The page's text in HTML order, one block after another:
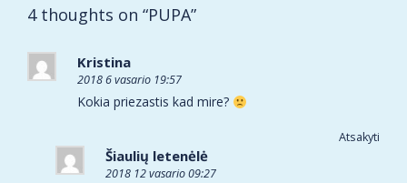
4 thoughts on “PUPA”
Kristina
2018 6 vasario 19:57
Kokia priezastis kad mire?
Atsakyti
Šiaulių letenėlė
2018 12 vasario 09:27